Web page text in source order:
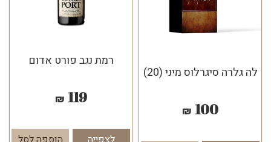
לה גלרה סיגרלוס מיני (20)
100
₪
רמת נגב פורט אדום
119
₪